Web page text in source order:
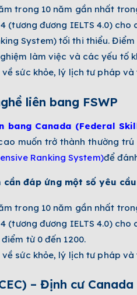
trong 10 năm gần nhất
(tương đương IELTS 4.0)
System) tối thi thiểu.
làm việc và các yếu tố
sức khỏe, lý lịch tư pháp và
liên bang FSWP
bang Canada (Federal
muốn trở thành thường
Ranking System)để
đáp ứng một số yêu
trong 10 năm gần nhất
(tương đương IELTS 4.0)
từ 0 đến 1200.
sức khỏe, lý lịch tư pháp và
– Định cư